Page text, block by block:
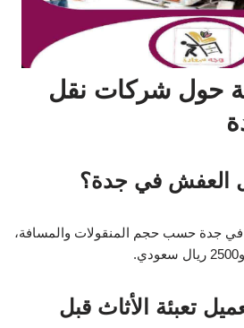
حول شركات نقل
العفش في جدة؟
جدة حسب حجم المنقولات والمسافة،
تعبئة الأثاث قبل